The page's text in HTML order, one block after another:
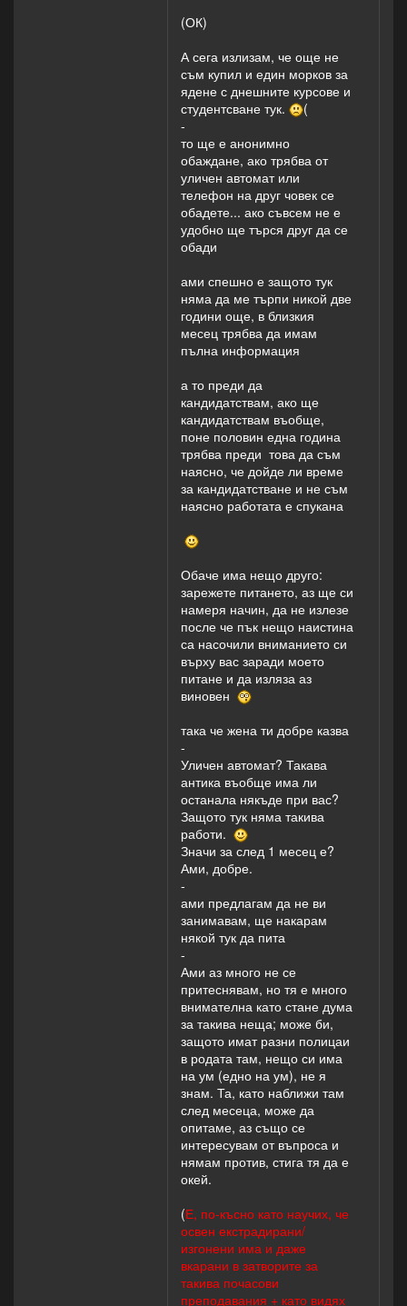
(ОК)
А сега излизам, че още не
съм купил и един морков за
ядене с днешните курсове и
студентсване тук.
(
-
то ще е анонимно
обаждане, ако трябва от
уличен автомат или
телефон на друг човек се
обадете... ако съвсем не е
удобно ще търся друг да се
обади
ами спешно е защото тук
няма да ме търпи никой две
години още, в близкия
месец трябва да имам
пълна информация
а то преди да
кандидатствам, ако ще
кандидатствам въобще,
поне половин една година
трябва преди това да съм
наясно, че дойде ли време
за кандидатстване и не съм
наясно работата е спукана
Обаче има нещо друго:
зарежете питането, аз ще си
намеря начин, да не излезе
после че пък нещо наистина
са насочили вниманието си
върху вас заради моето
питане и да изляза аз
виновен
така че жена ти добре казва
-
Уличен автомат? Такава
антика въобще има ли
останала някъде при вас?
Защото тук няма такива
работи.
Значи за след 1 месец е?
Ами, добре.
-
ами предлагам да не ви
занимавам, ще накарам
някой тук да пита
-
Ами аз много не се
притеснявам, но тя е много
внимателна като стане дума
за такива неща; може би,
защото имат разни полицаи
в родата там, нещо си има
на ум (едно на ум), не я
знам. Та, като наближи там
след месеца, може да
опитаме, аз също се
интересувам от въпроса и
нямам против, стига тя да е
окей.
(Е, по-късно като научих, че
освен екстрадирани/
изгонени има и даже
вкарани в затворите за
такива почасови
преподавания + като видях